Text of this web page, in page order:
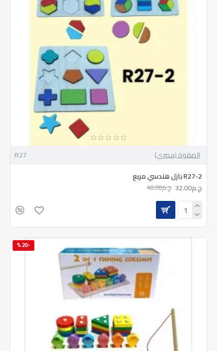
الصفوة (مصري)
R27
R27-2 بازل هندسي مربع
ج.م32.00
ج.م40.00
-20 %